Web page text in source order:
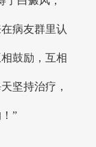
病友群里认
鼓励，互相
坚持治疗，
”